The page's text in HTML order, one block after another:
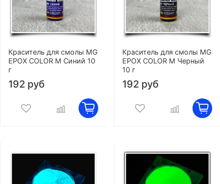
Краситель для смолы MG
EPOX COLOR M Синий 10
г
192 руб
Краситель для смолы MG
EPOX COLOR M Черный
10 г
192 руб